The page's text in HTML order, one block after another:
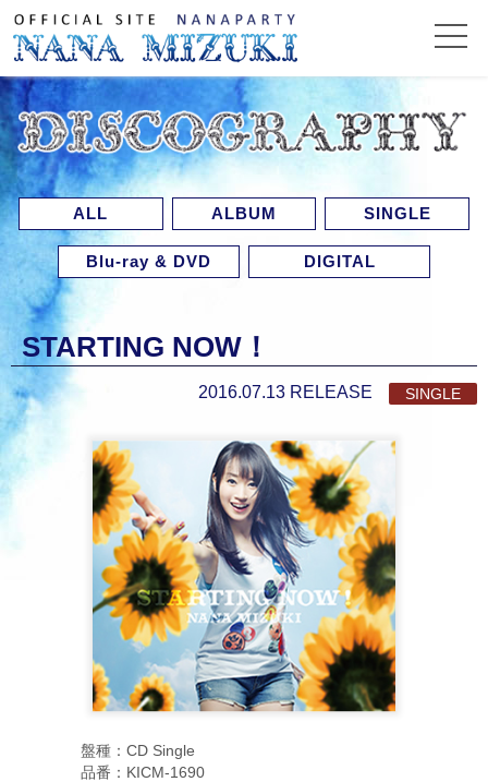
ALL ALBUM SINGLE
Blu-ray & DVD DIGITAL
STARTING NOW！
2016.07.13 RELEASE SINGLE
盤種：CD Single
品番：KICM-1690